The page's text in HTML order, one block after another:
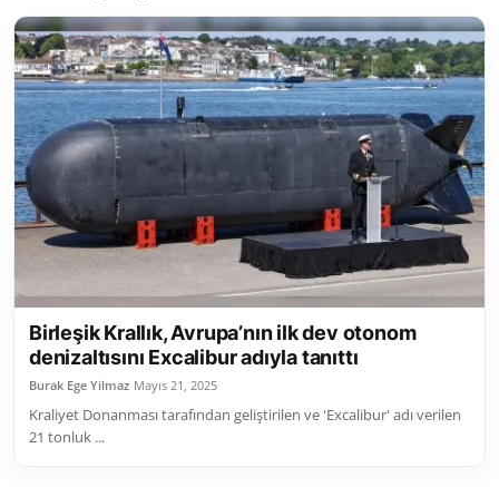
Yerel Yönetimler
Mülki İdare
Toplum ve Yaşam
Sivil Toplum Kuruluşları
Kamu Kurumları ve Üst Kurullar
Resmi Reklamlar
Birleşik Krallık, Avrupa’nın ilk dev otonom
denizaltısını Excalibur adıyla tanıttı
Burak Ege Yilmaz Mayıs 21, 2025
Kraliyet Donanması tarafından geliştirilen ve 'Excalibur' adı verilen
21 tonluk ...